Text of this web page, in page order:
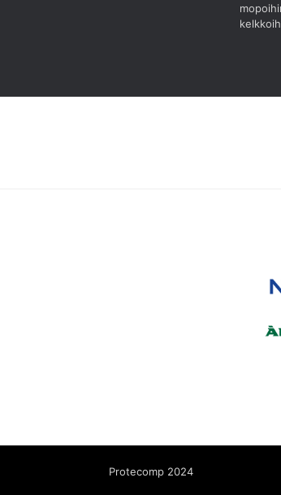
Protecomp 2024